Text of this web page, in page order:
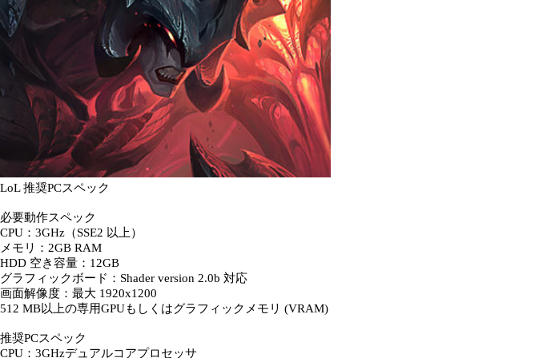
LoL 推奨PCスペック
必要動作スペック
CPU：3GHz（SSE2 以上）
メモリ：2GB RAM
HDD 空き容量：12GB
グラフィックボード：Shader version 2.0b 対応
画面解像度：最大 1920x1200
512 MB以上の専用GPUもしくはグラフィックメモリ (VRAM)
推奨PCスペック
CPU：3GHzデュアルコアプロセッサ